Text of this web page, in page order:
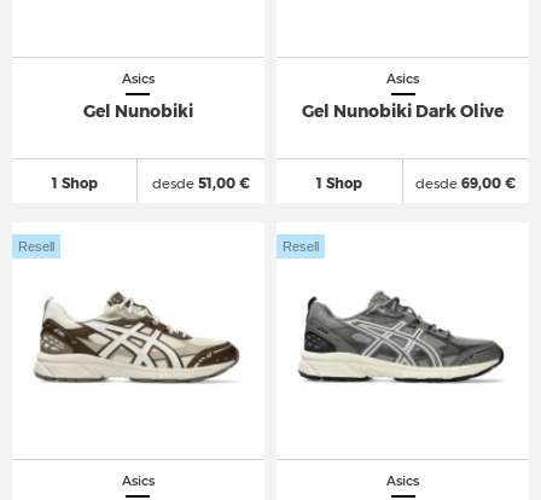
Asics
Gel Nunobiki
1 Shop desde51,00 €
Asics
Gel Nunobiki Dark Olive
1 Shop desde 69,00 €
Asics
Resell
Asics
Resell